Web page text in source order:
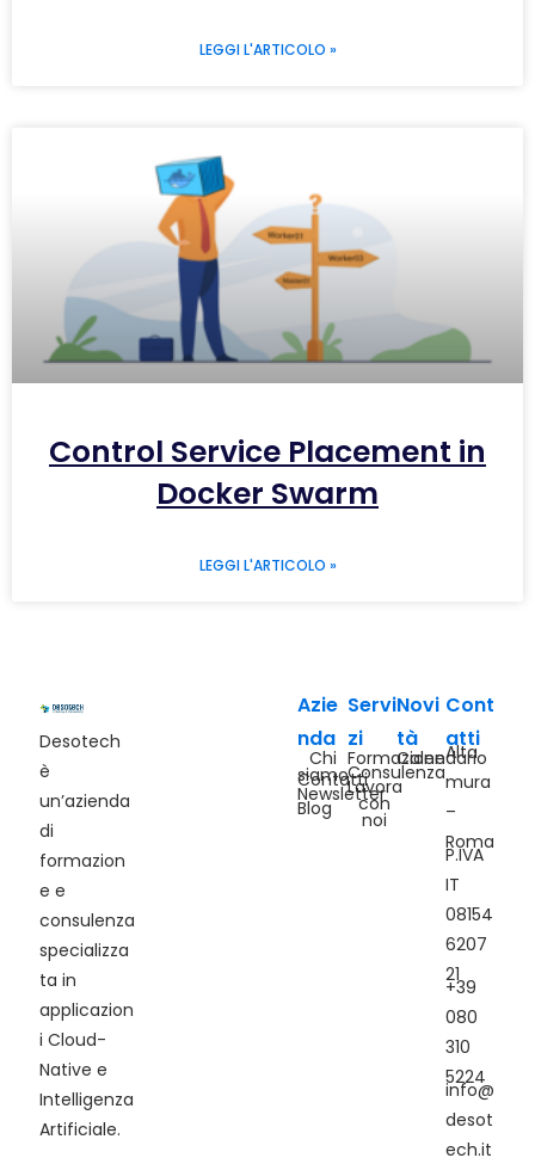
LEGGI L'ARTICOLO »
Control Service Placement in
Docker Swarm
LEGGI L'ARTICOLO »
Desotech
è
un’azienda
di
formazion
e e
consulenza
specializza
ta in
applicazion
i Cloud-
Native e
Intelligenza
Artificiale.
Azie
nda
Chi
siamo
Contatti
Newsletter
Blog
Servi
zi
Formazione
Consulenza
Lavora
con
noi
Novi
tà
Calendario
Cont
atti
Alta
mura
–
Roma
P.IVA
IT
08154
6207
21
+39
080
310
5224
info@
desot
ech.it